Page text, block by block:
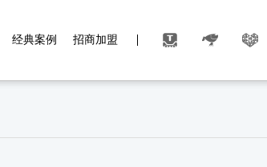
经典案例 招商加盟